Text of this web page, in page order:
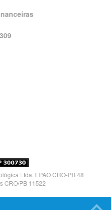
Ltda. EPAO CRO-PB 48
CRO/PB 11522